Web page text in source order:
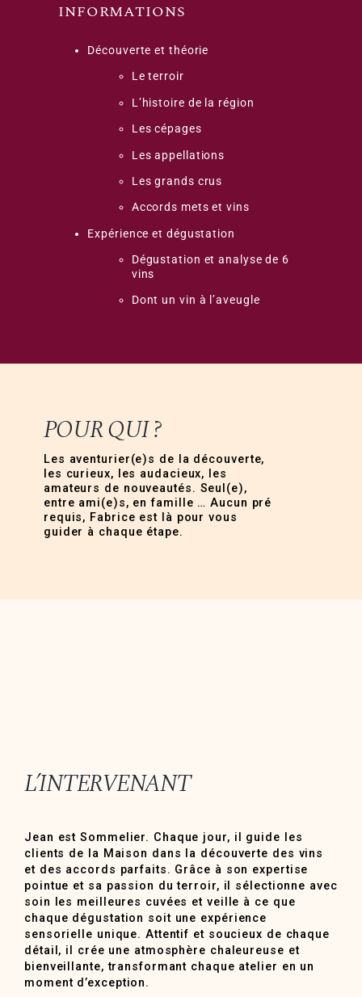
INFORMATIONS
Découverte et théorie
Le terroir
L’histoire de la région
Les cépages
Les appellations
Les grands crus
Accords mets et vins
Expérience et dégustation
Dégustation et analyse de 6
vins
Dont un vin à l’aveugle
POUR QUI ?
Les aventurier(e)s de la découverte,
les curieux, les audacieux, les
amateurs de nouveautés. Seul(e),
entre ami(e)s, en famille … Aucun pré
requis, Fabrice est là pour vous
guider à chaque étape.
L’INTERVENANT
Jean est Sommelier. Chaque jour, il guide les
clients de la Maison dans la découverte des vins
et des accords parfaits. Grâce à son expertise
pointue et sa passion du terroir, il sélectionne avec
soin les meilleures cuvées et veille à ce que
chaque dégustation soit une expérience
sensorielle unique. Attentif et soucieux de chaque
détail, il crée une atmosphère chaleureuse et
bienveillante, transformant chaque atelier en un
moment d’exception.